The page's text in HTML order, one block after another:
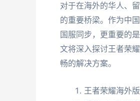
对于在海外的华人、
的重要桥梁。作为中
国服同步，更重要的
文将深入探讨王者荣
畅的解决方案。
王者荣耀海外